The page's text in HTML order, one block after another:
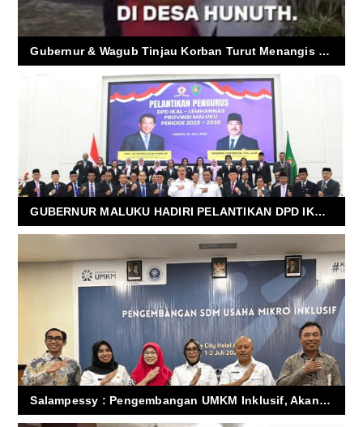
Gubernur & Wagub Tinjau Korban Turut Menangis Dengan Korban
GUBERNUR MALUKU HADIRI PELANTIKAN DPD IKAL LEMHANAS PROV. MALUKU PERIODE 2025-2030
Salampessy : Pengembangan UMKM Inklusif, Akan Tumbuh Bila Semua Sektor Bergerak